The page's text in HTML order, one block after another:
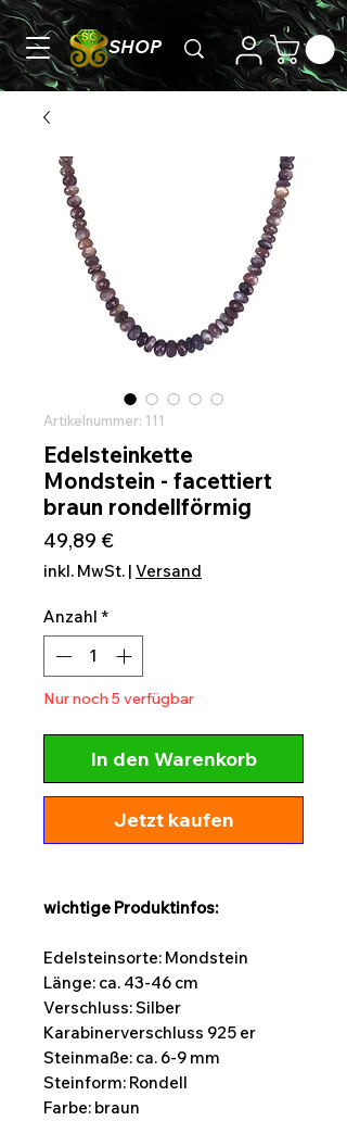
SHOP
Artikelnummer: 111
Edelsteinkette
Mondstein - facettiert
braun rondellförmig
49,89 €Preis
inkl. MwSt. | Versand
Anzahl *
Nur noch 5 verfügbar
In den Warenkorb
Jetzt kaufen
wichtige Produktinfos:
Edelsteinsorte: Mondstein
Länge: ca. 43-46 cm
Verschluss: Silber
Karabinerverschluss 925 er
Steinmaße: ca. 6-9 mm
Steinform: Rondell
Farbe: braun